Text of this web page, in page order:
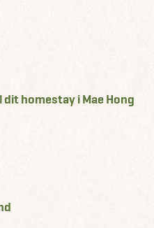
homestay i Mae Hong